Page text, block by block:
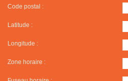
Code postal :
Latitude :
Longitude :
Zone horaire :